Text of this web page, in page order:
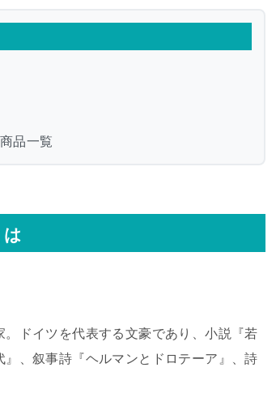
品一覧
ドイツを代表する文豪であり、小説『若
、叙事詩『ヘルマンとドロテーア』、詩